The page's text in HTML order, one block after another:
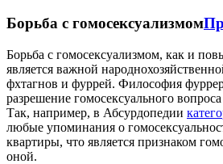
Борьба с гомосексуализмом
Борьба с гомосексуализмом, как и
является важной
фхтагнов и фуррей. Философия
разрешение гомосексуального
Так, например, в Абсурдопедии
любые упоминания о
квартиры, что является признаком
оной.